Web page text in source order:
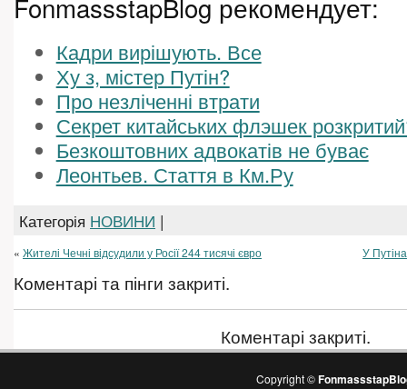
FonmassstapBlog рекомендует:
Кадри вирішують. Все
Ху з, містер Путін?
Про незліченні втрати
Секрет китайських флэшек
Безкоштовних адвокатів не буває
Леонтьев. Стаття в Км.Ру
Категорія НОВИНИ |
« Жителі Чечні відсудили у Росії 244 тисячі євро У
Коментарі та пінги закриті.
Коментарі закриті.
Copyright ©